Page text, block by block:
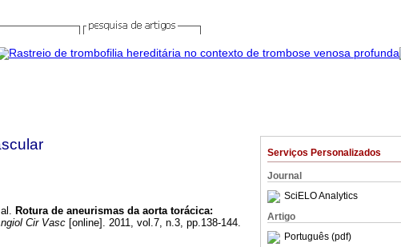
Serviços Personalizados
Journal
SciELO Analytics
Artigo
Português (pdf)
Rotura de aneurismas da aorta torácica:
Cir Vasc [online]. 2011, vol.7, n.3, pp.138-144.